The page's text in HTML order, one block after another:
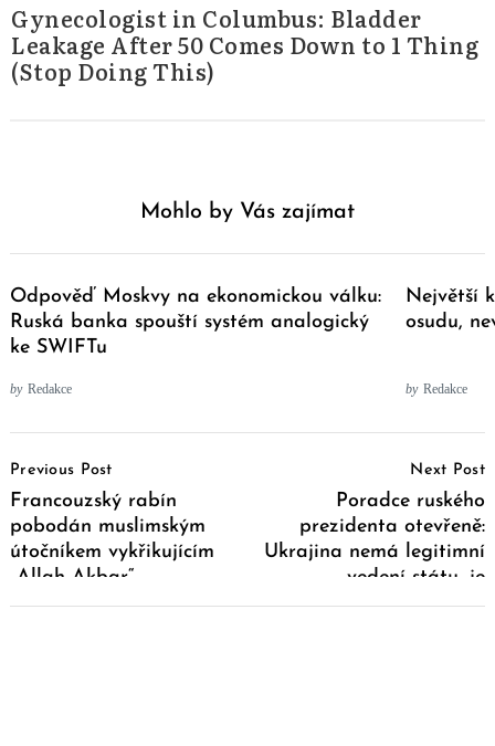
Gynecologist in Columbus: Bladder
Leakage After 50 Comes Down to 1 Thing
(Stop Doing This)
Mohlo by Vás zajímat
Odpověď Moskvy na ekonomickou válku:
Ruská banka spouští systém analogický
ke SWIFTu
by Redakce
Největší
osudu,
by Redakce
Navigation
Previous Post
Francouzský rabín
pobodán muslimským
útočníkem vykřikujícím
„Allah Akbar“
Next Post
Poradce ruského
prezidenta otevřeně:
Ukrajina nemá legitimní
vedení státu, je
okupovaná USA